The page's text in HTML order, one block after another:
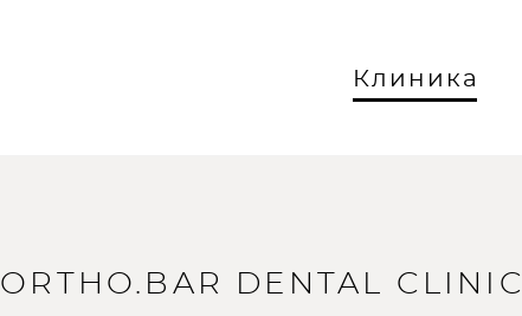
Клиника
Клиника
ORTHO.BAR DENTAL CLINIC